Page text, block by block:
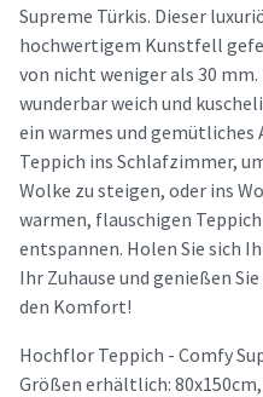
Supreme Türkis. Dieser
hochwertigem Kunstfell
von nicht weniger als 30
wunderbar weich und
ein warmes und gemütliches
Teppich ins Schlafzimmer,
Wolke zu steigen, oder ins
warmen, flauschigen
entspannen. Holen Sie sich
Ihr Zuhause und genießen
den Komfort!
Hochflor Teppich - Comfy
Größen erhältlich: